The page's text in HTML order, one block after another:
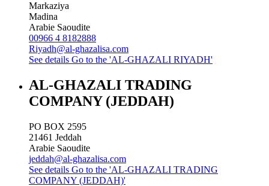
Markaziya
Madina
Arabie Saoudite
00966 4 8182888
Riyadh@al-ghazalisa.com
See details Go to the 'AL-GHAZALI RIYADH'
AL-GHAZALI TRADING
COMPANY (JEDDAH)
PO BOX 2595
21461 Jeddah
Arabie Saoudite
jeddah@al-ghazalisa.com
See details Go to the 'AL-GHAZALI TRADING
COMPANY (JEDDAH)'